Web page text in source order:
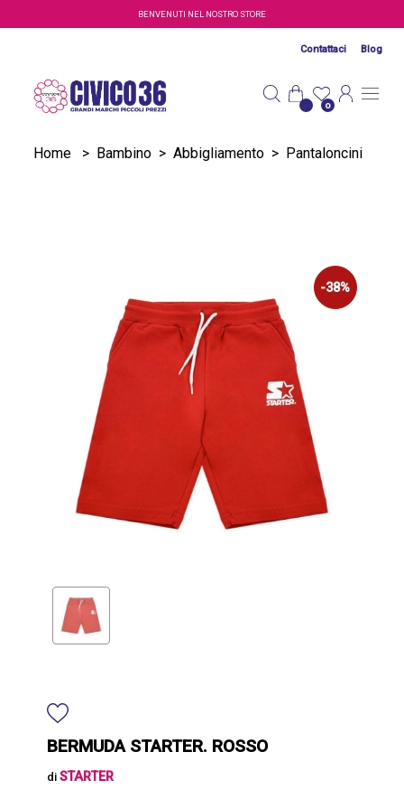
Salta al contenuto principaleBENVENUTI NEL NOSTRO STORE
Contattaci Blog
0
Home > Bambino > Abbigliamento > Pantaloncini
-38%
BERMUDA STARTER. ROSSO
diSTARTER